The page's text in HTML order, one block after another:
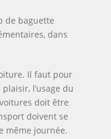
de baguette
dans
Il faut pour
l’usage du
doit être
doivent se
même journée.